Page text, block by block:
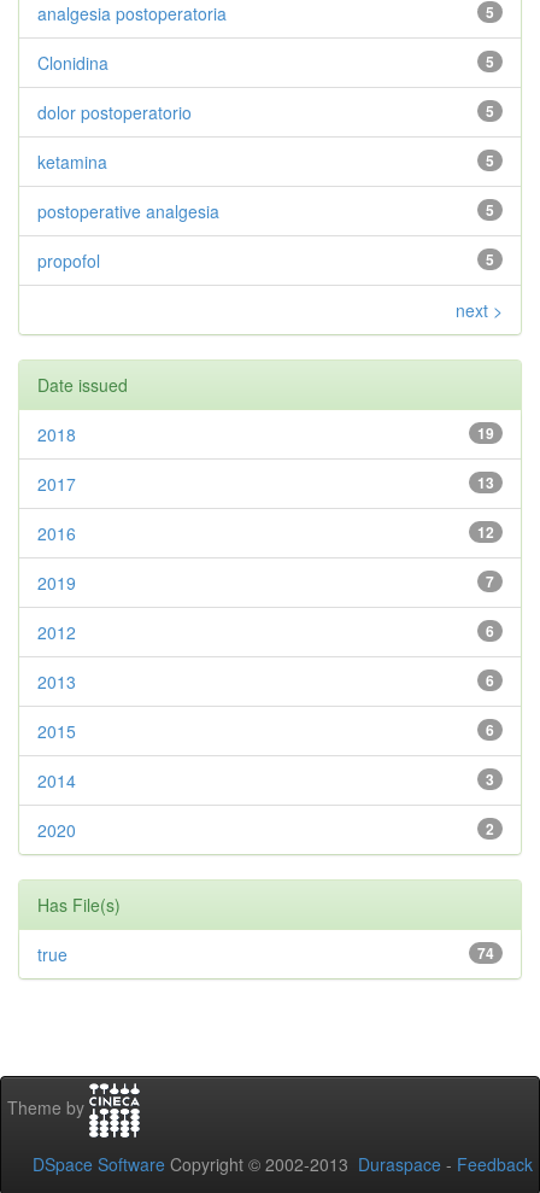
5
analgesia postoperatoria
5
Clonidina
5
dolor postoperatorio
5
ketamina
5
postoperative analgesia
5
propofol
next >
Date issued
19
2018
13
2017
12
2016
7
2019
6
2012
6
2013
6
2015
3
2014
2
2020
Has File(s)
74
true
Theme by
DSpace Software Copyright © 2002-2013 Duraspace - Feedback